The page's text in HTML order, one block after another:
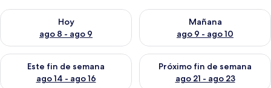
Hoy
ago 8 - ago 9
Consulta la disponibilidad para hoy ago 8 - ago 9
Mañana
ago 9 - ago 10
Consulta la disponibilidad
Este fin de semana
ago 14 - ago 16
Consulta la disponibilidad para este fin de semana ago 14 -
Próximo fin de semana
ago 21 - ago 23
Consulta la disponibilidad